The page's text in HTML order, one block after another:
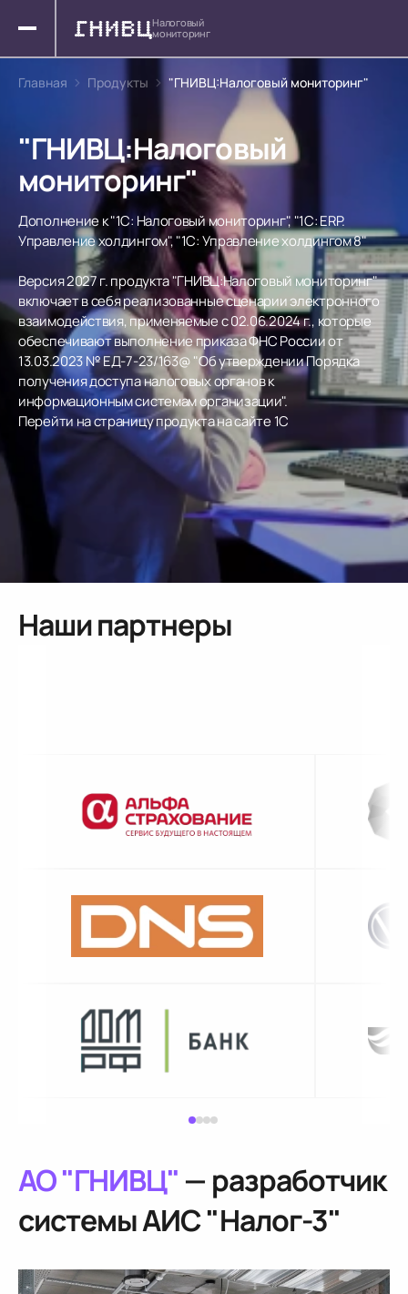
Налоговый
мониторинг
Главная Продукты "ГНИВЦ:Налоговый мониторинг"
"ГНИВЦ:Налоговый
мониторинг"
Дополнение к "1С: Налоговый мониторинг", "1С: ERP.
Управление холдингом", "1С: Управление холдингом 8"
Версия 2027 г. продукта "ГНИВЦ:Налоговый мониторинг"
включает в себя реализованные сценарии электронного
взаимодействия, применяемые с 02.06.2024 г., которые
обеспечивают выполнение приказа ФНС России от
13.03.2023 № ЕД-7-23/163@ "Об утверждении Порядка
получения доступа налоговых органов к
информационным системам организации".
Перейти на страницу продукта на сайте 1С
Наши партнеры
АО "ГНИВЦ" — разработчик
системы АИС "Налог-3"